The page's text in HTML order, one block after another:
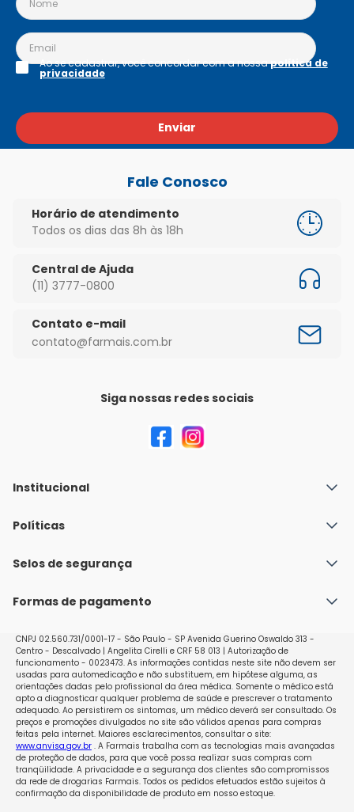
Enviar
Ao se cadastrar, você concordar com a nossapolítica de
privacidade
Fale Conosco
Horário de atendimento
Todos os dias das 8h às 18h
Central de Ajuda
(11) 3777-0800
Contato e-mail
contato@farmais.com.br
Siga nossas redes sociais
Institucional
Quem Somos
Nossas lojas
Políticas
Política de Envio
Políticas de Trocas e Devoluções
Selos de segurança
Formas de pagamento
CNPJ 02.560.731/0001-17 - São Paulo - SP Avenida Guerino Oswaldo 313 -
Centro - Descalvado | Angelita Cirelli e CRF 58 013 | Autorização de
funcionamento - 0023473. As informações contidas neste site não devem ser
usadas para automedicação e não substituem, em hipótese alguma, as
orientações dadas pelo profissional da área médica. Somente o médico está
apto a diagnosticar qualquer problema de saúde e prescrever o tratamento
adequado. Ao persistirem os sintomas, um médico deverá ser consultado. Os
preços e promoções divulgados no site são válidos apenas para compras
feitas pela internet. Maiores esclarecimentos, consultar o site:
www.anvisa.gov.br. A Farmais trabalha com as tecnologias mais avançadas
de proteção de dados, para que você possa realizar suas compras com
tranqüilidade. A privacidade e a segurança dos clientes são compromissos
da rede de drogarias Farmais. Todos os pedidos efetuados estão sujeitos à
confirmação da disponibilidade de produto em nosso estoque.